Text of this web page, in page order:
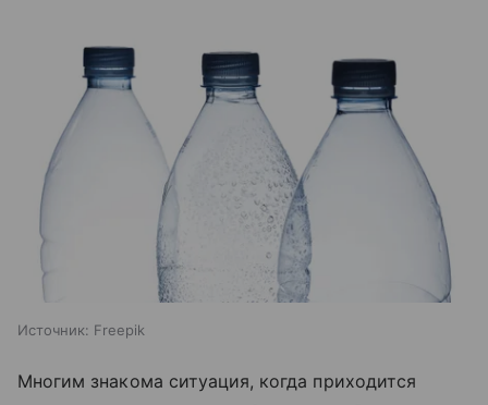
Источник: Freepik
Многим знакома ситуация, когда приходится